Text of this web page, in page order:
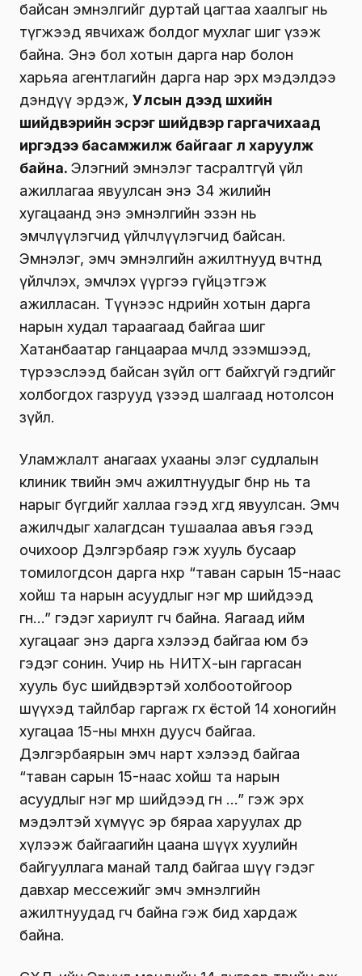
байсан эмнэлгийг дуртай цагтаа хаалгыг нь
түгжээд явчихаж болдог мухлаг шиг үзэж
байна. Энэ бол хотын дарга нар болон
харьяа агентлагийн дарга нар эрх мэдэлдээ
дэндүү эрдэж, Улсын дээд шүүхийн
шийдвэрийн эсрэг шийдвэр гаргачихаад
иргэдээ басамжилж байгааг л харуулж
байна. Элэгний эмнэлэг тасралтгүй үйл
ажиллагаа явуулсан энэ 34 жилийн
хугацаанд энэ эмнэлгийн эзэн нь
эмчлүүлэгчид үйлчлүүлэгчид байсан.
Эмнэлэг, эмч эмнэлгийн ажилтнууд өвчтөндөө
үйлчлэх, эмчлэх үүргээ гүйцэтгэж
ажилласан. Түүнээс өнөөдрийн хотын дарга
нарын худал тараагаад байгаа шиг
Хатанбаатар ганцаараа өмчлөөд эзэмшээд,
түрээслээд байсан зүйл огт байхгүй гэдгийг
холбогдох газрууд үзээд шалгаад нотолсон
зүйл.
Уламжлалт анагаах ухааны элэг судлалын
клиник төвийн эмч ажилтнуудыг бөөнөөр нь та
нарыг бүгдийг халлаа гээд хөөгөөд явуулсан. Эмч
ажилчдыг халагдсан тушаалаа авъя гээд
очихоор Дэлгэрбаяр гэж хууль бусаар
томилогдсон дарга нөхөр “таван сарын 15-наас
хойш та нарын асуудлыг нэг мөр шийдээд
өгнө…” гэдэг хариулт өгч байна. Яагаад ийм
хугацааг энэ дарга хэлээд байгаа юм бэ
гэдэг сонин. Учир нь НИТХ-ын гаргасан
хууль бус шийдвэртэй холбоотойгоор
шүүхэд тайлбар гаргаж өгөх ёстой 14 хоногийн
хугацаа 15-ны өмнөхөн дуусч байгаа.
Дэлгэрбаярын эмч нарт хэлээд байгаа
“таван сарын 15-наас хойш та нарын
асуудлыг нэг мөр шийдээд өгнөө …” гэж эрх
мэдэлтэй хүмүүс эр бяраа харуулах өдрөө
хүлээж байгаагийн цаана шүүх хуулийн
байгууллага манай талд байгаа шүү гэдэг
давхар мессежийг эмч эмнэлгийн
ажилтнуудад өгч байна гэж бид хардаж
байна.